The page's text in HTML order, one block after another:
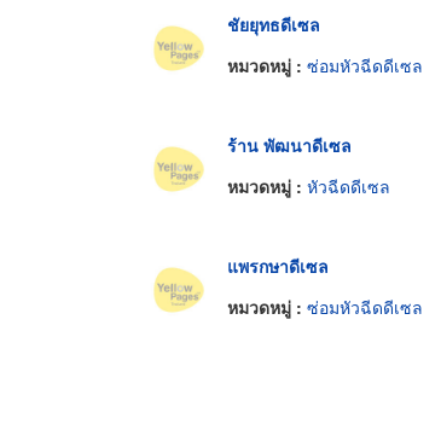
ชัยยุทธดีเซล
หมวดหมู่ : ซ่อมหัวฉีดดีเซล
ร้าน พัฒนาดีเซล
หมวดหมู่ : หัวฉีดดีเซล
แพรกษาดีเซล
หมวดหมู่ : ซ่อมหัวฉีดดีเซล